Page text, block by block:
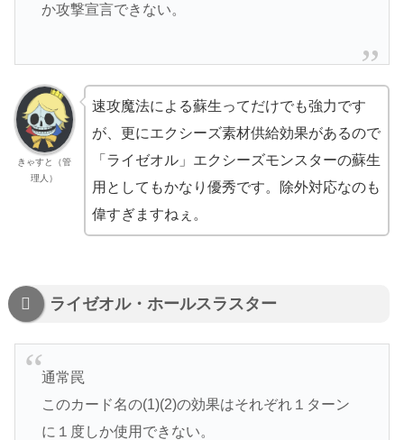
か攻撃宣言できない。
きゃすと（管
理人）
速攻魔法による蘇生ってだけでも強力です
が、更にエクシーズ素材供給効果があるので
「ライゼオル」エクシーズモンスターの蘇生
用としてもかなり優秀です。除外対応なのも
偉すぎますねぇ。
ライゼオル・ホールスラスター
通常罠
このカード名の(1)(2)の効果はそれぞれ１ターン
に１度しか使用できない。